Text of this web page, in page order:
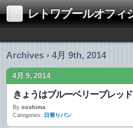
レトワブールオフィ
Archives › 4月 9th, 2014
4月 9, 2014
きょうはブルーベリーブレッ
By ooshima
Categories: 日替りパン